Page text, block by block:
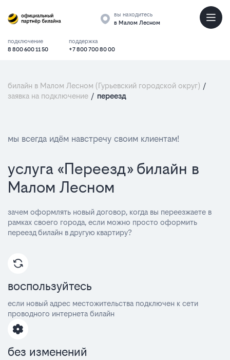
вы находитесь
в Малом Лесном
подключение
8 800 600 11 50
поддержка
+7 800 700 80 00
билайн в Малом Лесном (Гурьевский городской округ) /
заявка на подключение / переезд
мы всегда идём навстречу своим клиентам!
услуга «Переезд» билайн в
Малом Лесном
зачем оформлять новый договор, когда вы переезжаете в
рамках своего города, если можно просто оформить
переезд билайн в другую квартиру?
воспользуйтесь
если новый адрес местожительства подключен к сети
проводного интернета билайн
без изменений